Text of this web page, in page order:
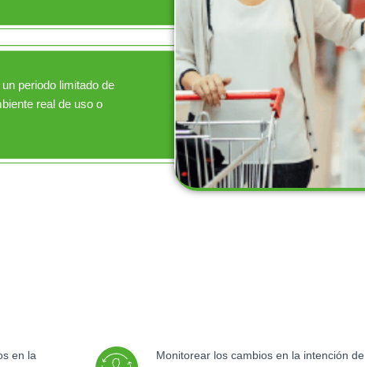
periodo limitado de
real de uso o
en la
Monitorear los cambios en la intención de